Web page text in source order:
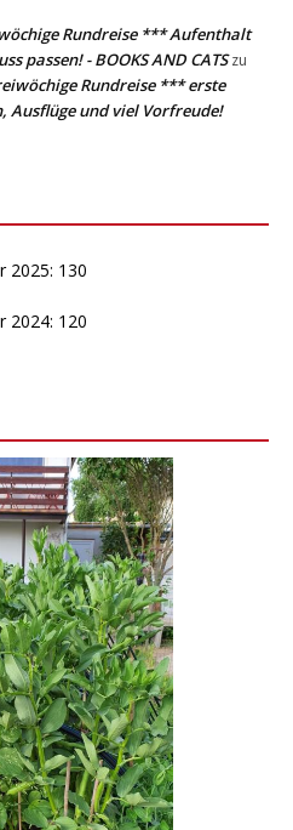
Rundreise *** Aufenthalt
passen! - BOOKS AND CATSzu
Rundreise *** erste
Ausflüge und viel Vorfreude!
2025: 130
2024: 120